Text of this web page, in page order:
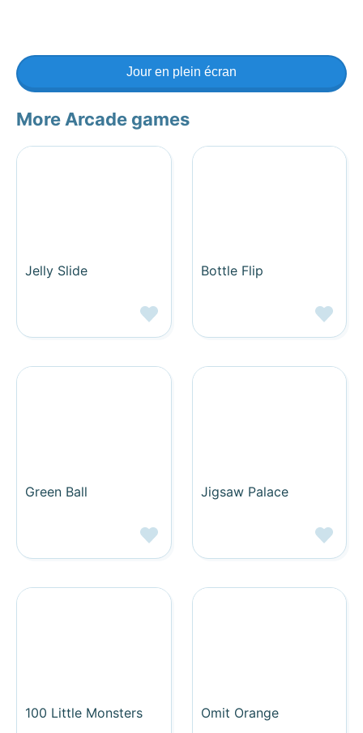
Jour en plein écran
More Arcade games
Jelly Slide Bottle Flip
Green Ball Jigsaw Palace
100 Little Monsters Omit Orange